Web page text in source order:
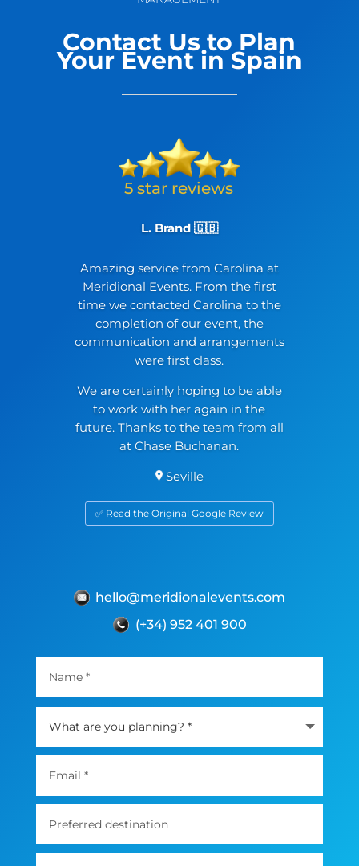
Contact Us to Plan
Your Event in Spain
L. Brand 🇬🇧
Amazing service from Carolina at
Meridional Events. From the first
time we contacted Carolina to the
completion of our event, the
communication and arrangements
were first class.
We are certainly hoping to be able
to work with her again in the
future. Thanks to the team from all
at Chase Buchanan.
Seville
✅ Read the Original Google Review